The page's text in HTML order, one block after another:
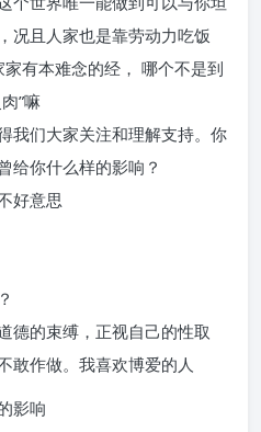
况且人家也是靠劳动力吃饭
有本难念的经， 哪个不是到
”嘛
我们大家关注和理解支持。你
给你什么样的影响？
好意思
德的束缚，正视自己的性取
敢作做。我喜欢博爱的人
影响